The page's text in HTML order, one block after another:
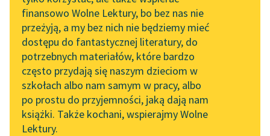
Zapraszamy na spotkanie
online z tłumaczkami
literatury skandynawskiej
Spotkanie z Katarzyną
Tunkiel w Oslo
102. lata temu zmarł
Joseph Conrad
API
OAI-PMH
Widget Wolnych Lektur
Przypisy
finansowo Wolne Lektury, bo bez nas nie
przeżyją, a my bez nich nie będziemy mieć
dostępu do fantastycznej literatury, do
potrzebnych materiałów, które bardzo
często przydają się naszym dzieciom w
szkołach albo nam samym w pracy, albo
po prostu do przyjemności, jaką dają nam
książki. Także kochani, wspierajmy Wolne
Lektury.
Pewien lord, który nie
mógł trafić do wejścia
(majordomo był coraz
pijańszy),
nagle krzyku narobił...
Czytaj więcej